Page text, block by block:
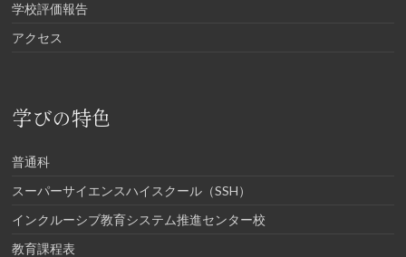
学校評価報告
アクセス
学びの特色
普通科
スーパーサイエンスハイスクール（SSH）
インクルーシブ教育システム推進センター校
教育課程表